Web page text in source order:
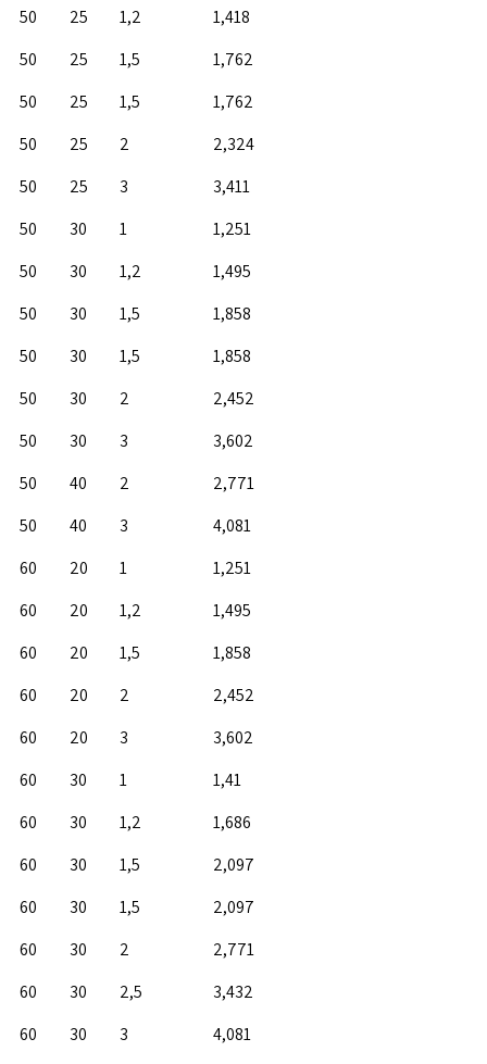
50
25 1,2
1,418
50
25 1,5
1,762
50
25 1,5
1,762
50
25 2
2,324
50
25 3
3,411
50
30 1
1,251
50
30 1,2
1,495
50
30 1,5
1,858
50
30 1,5
1,858
50
30 2
2,452
50
30 3
3,602
50
40 2
2,771
50
40 3
4,081
60
20 1
1,251
60
20 1,2
1,495
60
20 1,5
1,858
60
20 2
2,452
60
20 3
3,602
60
30 1
1,41
60
30 1,2
1,686
60
30 1,5
2,097
60
30 1,5
2,097
60
30 2
2,771
60
30 2,5
3,432
60
30 3
4,081